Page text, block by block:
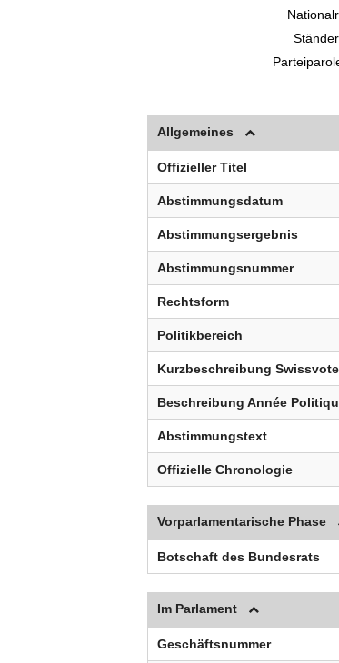
Allgemeines
Offizieller Titel
Abstimmungsdatum
Abstimmungsergebnis
Abstimmungsnummer
Rechtsform
Politikbereich
Kurzbeschreibung
Beschreibung Année
Abstimmungstext
Offizielle Chronologie
Vorparlamentarische Phase
Botschaft des Bundesrats
Im Parlament
Geschäftsnummer